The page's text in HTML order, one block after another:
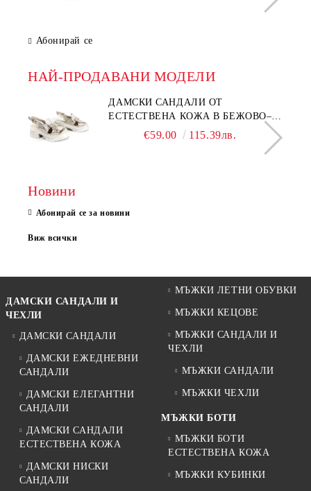
Абонирай се
НАЙ-ПРОДАВАНИ МОДЕЛИ
ДАМСКИ САНДАЛИ ОТ
ЕСТЕСТВЕНА КОЖА В БЕЖОВО–
МОДЕЛ NOVA.
€59.00 115.39лв.
Новини
Абонирай се за новини
Виж всички
ДАМСКИ САНДАЛИ И
ЧЕХЛИ
ДАМСКИ САНДАЛИ
ДАМСКИ ЕЖЕДНЕВНИ
САНДАЛИ
ДАМСКИ ЕЛЕГАНТНИ
САНДАЛИ
ДАМСКИ САНДАЛИ
ЕСТЕСТВЕНА КОЖА
ДАМСКИ НИСКИ
САНДАЛИ
МЪЖКИ ЛЕТНИ ОБУВКИ
МЪЖКИ КЕЦОВЕ
МЪЖКИ САНДАЛИ И
ЧЕХЛИ
МЪЖКИ САНДАЛИ
МЪЖКИ ЧЕХЛИ
МЪЖКИ БОТИ
МЪЖКИ БОТИ
ЕСТЕСТВЕНА КОЖА
МЪЖКИ КУБИНКИ